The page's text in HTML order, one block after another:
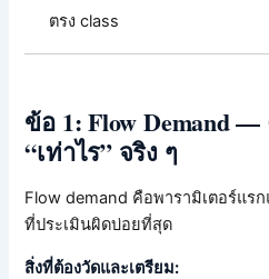
ตรง class
ข้อ 1: Flow Demand
“เท่าไร” จริง ๆ
Flow demand คือพารามิเตอร์แ
ที่ประเมินผิดบ่อยที่สุด
สิ่งที่ต้องวัดและเตรียม: